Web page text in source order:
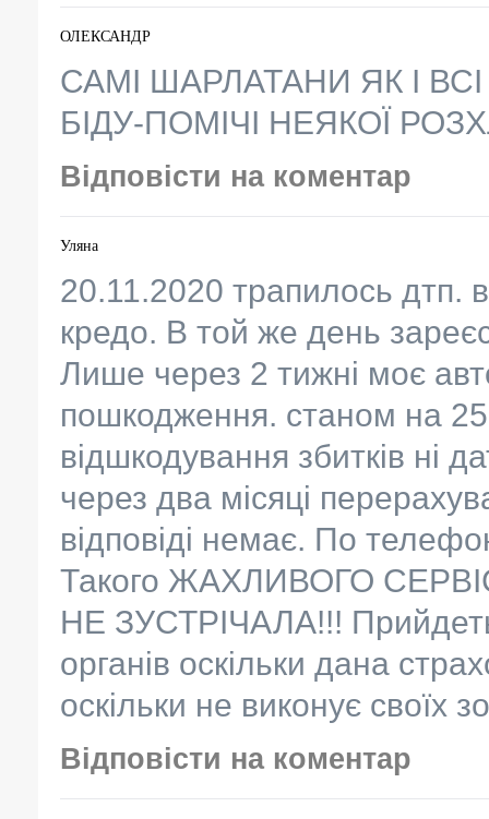
ОЛЕКСАНДР
САМІ ШАРЛАТАНИ ЯК І
БІДУ-ПОМІЧІ НЕЯКОЇ
Відповісти на коментар
Уляна
20.11.2020 трапилось дтп.
кредо. В той же день
Лише через 2 тижні моє
пошкодження. станом на
відшкодування збитків ні
через два місяці
відповіді немає. По
Такого ЖАХЛИВОГО
НЕ ЗУСТРІЧАЛА!!!
органів оскільки дана
оскільки не виконує своїх
Відповісти на коментар